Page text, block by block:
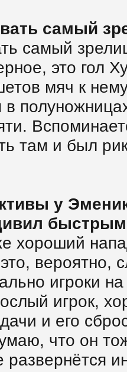
самый
самый
это гол
мяч к
там и был
у
хороший
вероятно,
игроки
игрок,
и его
что он
развернётся